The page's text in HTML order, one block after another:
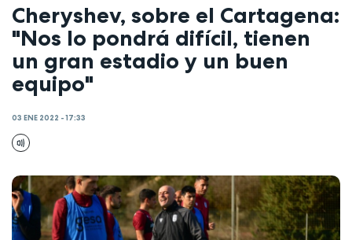
Cheryshev, sobre el Cartagena:
"Nos lo pondrá difícil, tienen
un gran estadio y un buen
equipo"
03 ENE 2022 - 17:33